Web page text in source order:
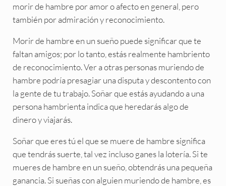
morir de hambre por amor o afecto en general, pero
también por admiración y reconocimiento.
Morir de hambre en un sueño puede significar que te
faltan amigos; por lo tanto, estás realmente hambriento
de reconocimiento. Ver a otras personas muriendo de
hambre podría presagiar una disputa y descontento con
la gente de tu trabajo. Soñar que estás ayudando a una
persona hambrienta indica que heredarás algo de
dinero y viajarás.
Soñar que eres tú el que se muere de hambre significa
que tendrás suerte, tal vez incluso ganes la lotería. Si te
mueres de hambre en un sueño, obtendrás una pequeña
ganancia. Si sueñas con alguien muriendo de hambre, es